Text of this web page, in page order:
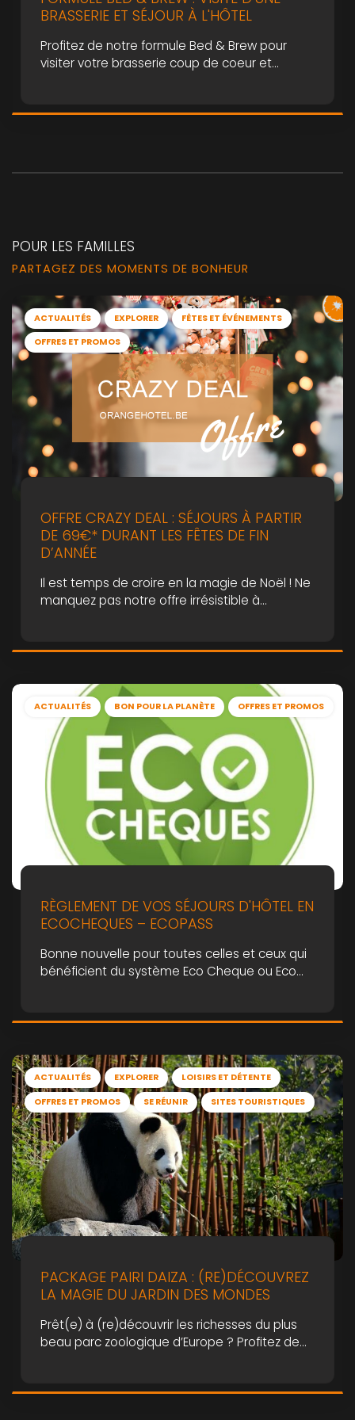
BRASSERIE ET SÉJOUR À L'HÔTEL
Profitez de notre formule Bed & Brew pour
visiter votre brasserie coup de coeur et
POUR LES FAMILLES
PARTAGEZ DES MOMENTS DE BONHEUR
ACTUALITÉS EXPLORER FÊTES ET ÉVÉNEMENTS
OFFRES ET PROMOS
OFFRE CRAZY DEAL : SÉJOURS À PARTIR
DE 69€* DURANT LES FÊTES DE FIN
D’ANNÉE
Il est temps de croire en la magie de Noël ! Ne
manquez pas notre offre irrésistible à
ACTUALITÉS BON POUR LA PLANÈTE OFFRES ET PROMOS
RÈGLEMENT DE VOS SÉJOURS D'HÔTEL EN
ECOCHEQUES – ECOPASS
Bonne nouvelle pour toutes celles et ceux qui
bénéficient du système Eco Cheque ou Eco
ACTUALITÉS EXPLORER LOISIRS ET DÉTENTE
OFFRES ET PROMOS SE RÉUNIR SITES TOURISTIQUES
PACKAGE PAIRI DAIZA : (RE)DÉCOUVREZ
LA MAGIE DU JARDIN DES MONDES
Prêt(e) à (re)découvrir les richesses du plus
beau parc zoologique d’Europe ? Profitez de